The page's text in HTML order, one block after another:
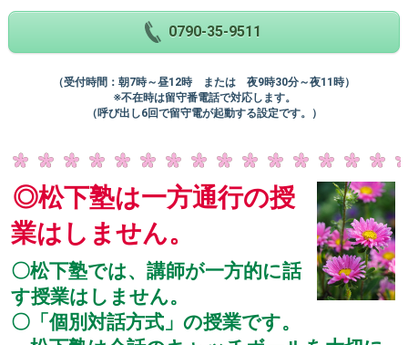
0790-35-9511
（受付時間：朝7時～昼12時 または 夜9時30分～夜11時）
※不在時は留守番電話で対応します。
（呼び出し6回で留守電が起動する設定です。）
◎松下塾は一方通行の授
業はしません。
〇松下塾では、講師が一方的に話
す授業はしません。
〇「個別対話方式」の授業です。